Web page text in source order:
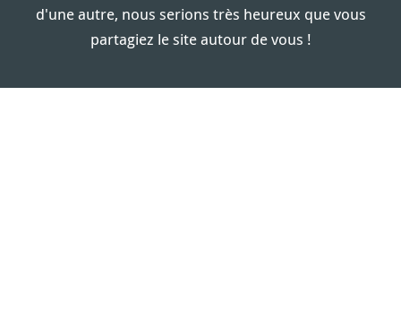
d'une autre, nous serions très heureux que vous
partagiez le site autour de vous !